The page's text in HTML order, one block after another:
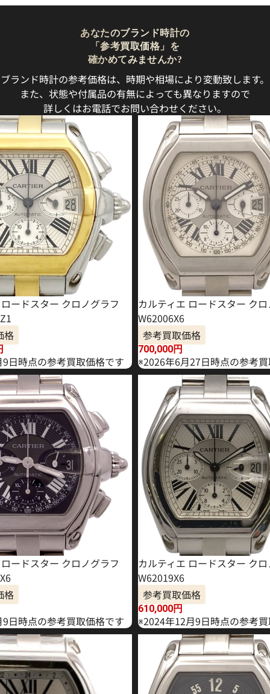
あなたのブランド時計の
「参考買取価格」を
確かめてみませんか?
ブランド時計の参考価格は、時期や相場により変動致します。
また、状態や付属品の有無によっても異なりますので
詳しくはお電話でお問い合わせください。
ードスター クロノグラフ
格
日時点の参考買取価格です
カルティエ ロードスター ク
W62006X6
参考買取価格
700,000円
※2026年6月27日時点の参考
ードスター クロノグラフ
格
日時点の参考買取価格です
カルティエ ロードスター ク
W62019X6
参考買取価格
610,000円
※2024年12月9日時点の参考